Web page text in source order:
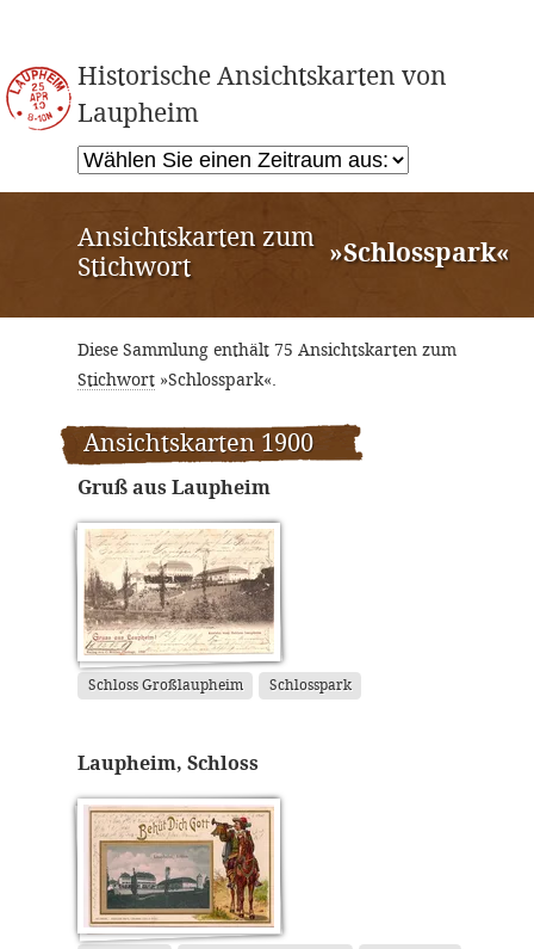
Historische Ansichtskarten von
Laupheim
Ansichtskarten zum
Stichwort
»Schlosspark«
Diese Sammlung enthält 75 Ansichtskarten zum
Stichwort »Schlosspark«.
Ansichtskarten 1900
Gruß aus Laupheim
Schloss Großlaupheim Schlosspark
Laupheim, Schloss